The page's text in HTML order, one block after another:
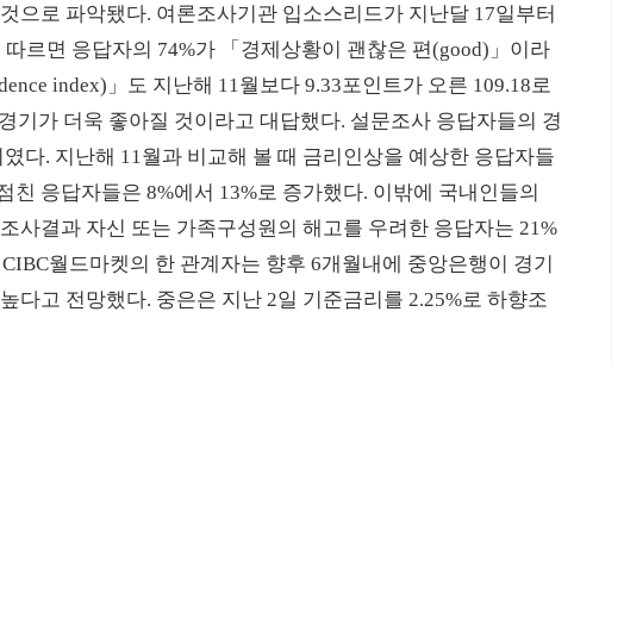
으로 파악됐다. 여론조사기관 입소스리드가 지난달 17일부터
르면 응답자의 74%가 「경제상황이 괜찮은 편(good)」이라
index)」도 지난해 11월보다 9.33포인트가 오른 109.18로
기가 더욱 좋아질 것이라고 대답했다. 설문조사 응답자들의 경
다. 지난해 11월과 비교해 볼 때 금리인상을 예상한 응답자들
친 응답자들은 8%에서 13%로 증가했다. 이밖에 국내인들의
사결과 자신 또는 가족구성원의 해고를 우려한 응답자는 21%
월드마켓의 한 관계자는 향후 6개월내에 중앙은행이 경기
다고 전망했다. 중은은 지난 2일 기준금리를 2.25%로 하향조